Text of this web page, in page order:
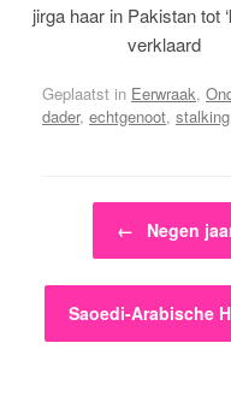
jirga haar in Pakistan tot
verklaard
Geplaatst in Eerwraak,
dader, echtgenoot, stalking
Bericht navigatie
← Negen
Saoedi-Arabische